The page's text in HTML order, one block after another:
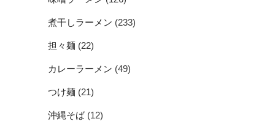
煮干しラーメン (233)
担々麺 (22)
カレーラーメン (49)
つけ麺 (21)
沖縄そば(12)